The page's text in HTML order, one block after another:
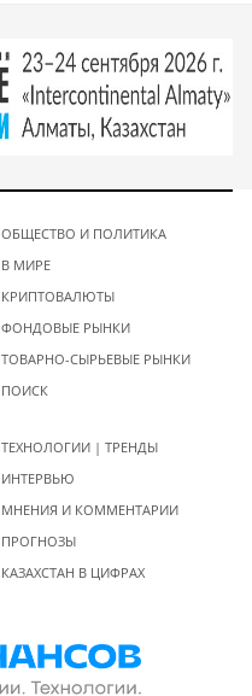
ОБЩЕСТВО И ПОЛИТИКА
В МИРЕ
КРИПТОВАЛЮТЫ
ФОНДОВЫЕ РЫНКИ
ТОВАРНО-СЫРЬЕВЫЕ РЫНКИ
ПОИСК
ТЕХНОЛОГИИ | ТРЕНДЫ
ИНТЕРВЬЮ
МНЕНИЯ И КОММЕНТАРИИ
ПРОГНОЗЫ
КАЗАХСТАН В ЦИФРАХ